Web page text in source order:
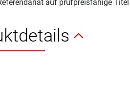
auf prüfpreisfähige